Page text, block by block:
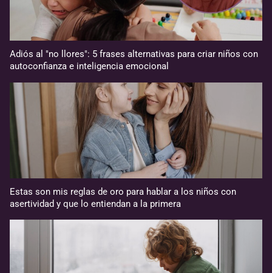
Adiós al "no llores": 5 frases alternativas para criar niños con
autoconfianza e inteligencia emocional
Estas son mis reglas de oro para hablar a los niños con
asertividad y que lo entiendan a la primera